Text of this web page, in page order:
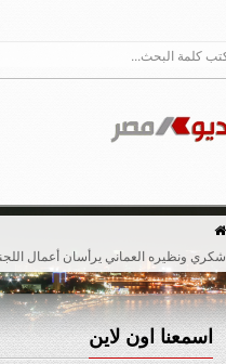
شكري ونظيره العماني يرأسان أعمال
اسمعنا اون لاين